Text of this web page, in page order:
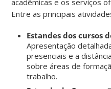
Entre as principais
Estandes dos cursos
Apresentação
presenciais e a
sobre áreas de
trabalho.